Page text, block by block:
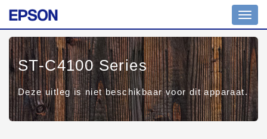
ST-C4100 Series
Deze uitleg is niet beschikbaar voor dit apparaat.